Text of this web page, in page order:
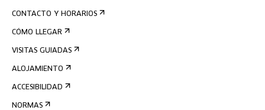
CONTACTO Y HORARIOS
CÓMO LLEGAR
VISITAS GUIADAS
ALOJAMIENTO
ACCESIBILIDAD
NORMAS